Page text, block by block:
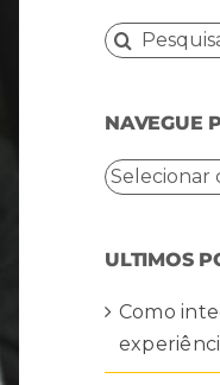
Buscar
NAVEGUE
NAVEGUE
ULTIMOS
Como